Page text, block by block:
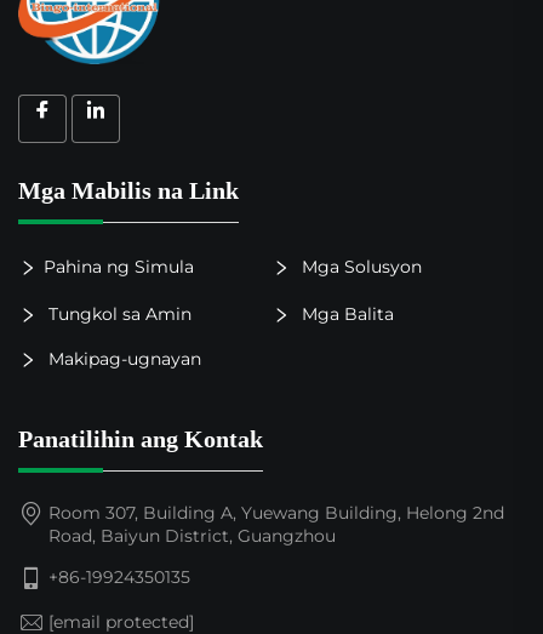
Mga Mabilis na Link
Pahina ng Simula Mga Solusyon
Tungkol sa Amin Mga Balita
Makipag-ugnayan
Panatilihin ang Kontak
Room 307, Building A, Yuewang Building, Helong 2nd
Road, Baiyun District, Guangzhou
+86-19924350135
[email protected]